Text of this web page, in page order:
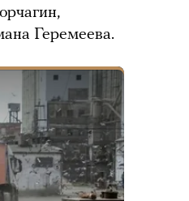
Геремеева.